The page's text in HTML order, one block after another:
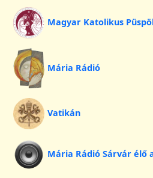
Magyar Katolikus
Mária Rádió
Vatikán
Mária Rádió Sárvár élő